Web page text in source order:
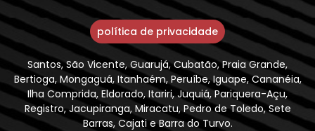
política de privacidade
Santos, São Vicente, Guarujá, Cubatão, Praia Grande,
Bertioga, Mongaguá, Itanhaém, Peruíbe, Iguape, Cananéia,
Ilha Comprida, Eldorado, Itariri, Juquiá, Pariquera-Açu,
Registro, Jacupiranga, Miracatu, Pedro de Toledo, Sete
Barras, Cajati e Barra do Turvo.